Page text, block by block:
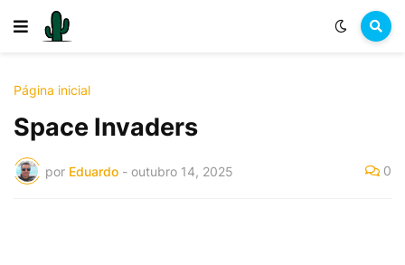
Página inicial
Space Invaders
por Eduardo - outubro 14, 2025 0